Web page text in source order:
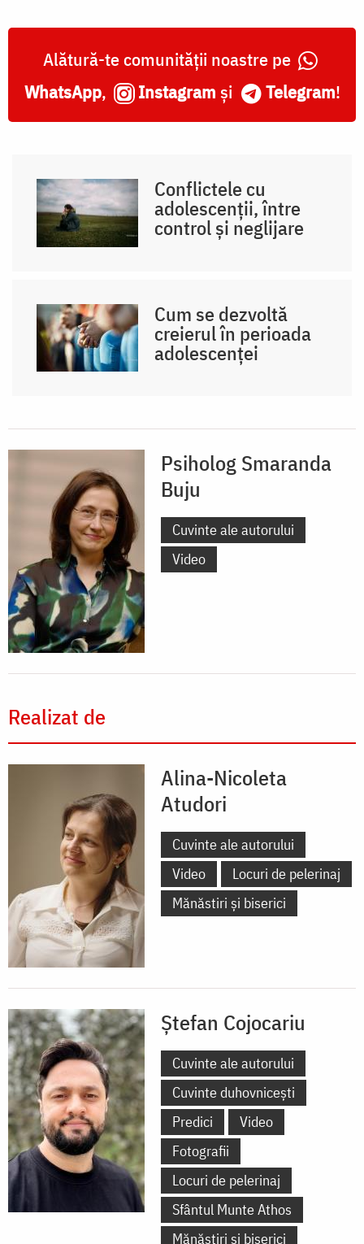
Alătură-te comunității noastre pe
WhatsApp, Instagram și Telegram!
Conflictele cu
adolescenții, între
control și neglijare
Cum se dezvoltă
creierul în perioada
adolescenței
Psiholog Smaranda
Buju
Cuvinte ale autorului
Video
Realizat de
Alina-Nicoleta
Atudori
Cuvinte ale autorului
Video
Locuri de pelerinaj
Mănăstiri și biserici
Ștefan Cojocariu
Cuvinte ale autorului
Cuvinte duhovnicești
Predici
Video
Fotografii
Locuri de pelerinaj
Sfântul Munte Athos
Mănăstiri și biserici